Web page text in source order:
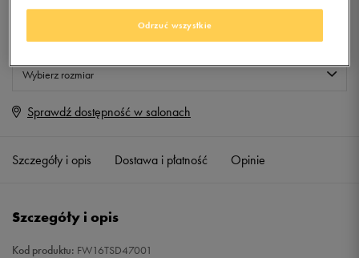
Produkt niedostępny
Jeśli artykuł będzie ponownie dostępny, otrzymasz od nas powiadomienie.
Wybierz rozmiar
S Powiadom o dostępności
M Powiadom o dostępności
Sprawdź dostępność w salonach
Szczegóły i opis Dostawa i płatność Opinie
Szczegóły i opis
Kod produktu: FW16TSD47001
Odrzuć wszystkie